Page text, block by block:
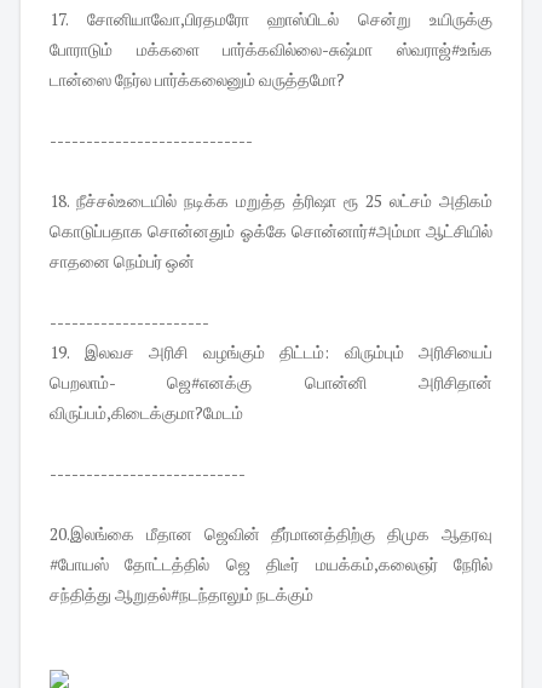
17. சோனியாவோ,பிரதமரோ ஹாஸ்பிடல் சென்று உயிருக்கு
போராடும் மக்களை பார்க்கவில்லை-சுஷ்மா ஸ்வராஜ்#உங்க
டான்ஸை நேர்ல பார்க்கலைனும் வருத்தமோ?
----------------------------
18. நீச்சல்உடையில் நடிக்க மறுத்த த்ரிஷா ரூ 25 லட்சம் அதிகம்
கொடுப்பதாக சொன்னதும் ஓக்கே சொன்னார்#அம்மா ஆட்சியில்
சாதனை நெம்பர் ஒன்
----------------------
19. இலவச அரிசி வழங்கும் திட்டம்: விரும்பும் அரிசியைப்
பெறலாம்- ஜெ#எனக்கு பொன்னி அரிசிதான்
விருப்பம்,கிடைக்குமா?மேடம்
---------------------------
20.இலங்கை மீதான ஜெவின் தீர்மானத்திற்கு திமுக ஆதரவு
#போயஸ் தோட்டத்தில் ஜெ திடீர் மயக்கம்,கலைஞர் நேரில்
சந்தித்து ஆறுதல்#நடந்தாலும் நடக்கும்